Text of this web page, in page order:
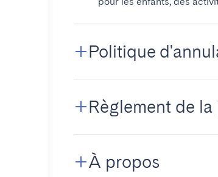
Politique
Règlement de
À propos